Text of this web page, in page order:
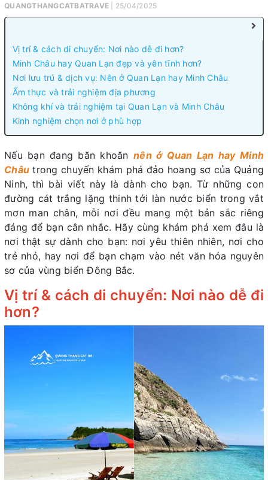
QUANGTHANGCATBATRAVE | 25/04/2025
Vị trí & cách di chuyển: Nơi nào dễ đi hơn?
Minh Châu hay Quan Lạn đẹp và yên tĩnh hơn?
Nơi lưu trú & dịch vụ: Nên ở Quan Lạn hay Minh Châu
Ẩm thực và trải nghiệm địa phương
Không khí và trải nghiệm tại Quan Lạn và Minh Châu
Kinh nghiệm chọn nơi ở phù hợp
Nếu bạn đang băn khoăn nên ở Quan Lạn hay Minh
Châu trong chuyến khám phá đảo hoang sơ của Quảng
Ninh, thì bài viết này là dành cho bạn. Từ những con
đường cát trắng lặng thinh tới làn nước biển trong vắt
mơn man chân, mỗi nơi đều mang một bản sắc riêng
đáng để bạn cân nhắc. Hãy cùng khám phá xem đâu là
nơi thật sự dành cho bạn: nơi yêu thiên nhiên, nơi cho
trẻ nhỏ, hay nơi để bạn chạm vào nét văn hóa nguyên
sơ của vùng biển Đông Bắc.
Vị trí & cách di chuyển: Nơi nào dễ đi
hơn?